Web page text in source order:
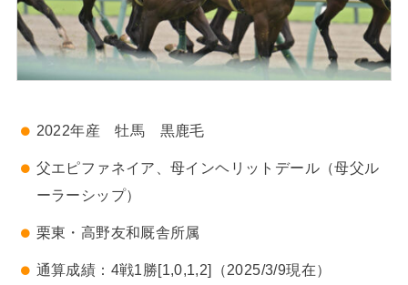
2022年産 牡馬 黒鹿毛
父エピファネイア、母インヘリットデール（母父ル
ーラーシップ）
栗東・高野友和厩舎所属
通算成績：4戦1勝[1,0,1,2]（2025/3/9現在）